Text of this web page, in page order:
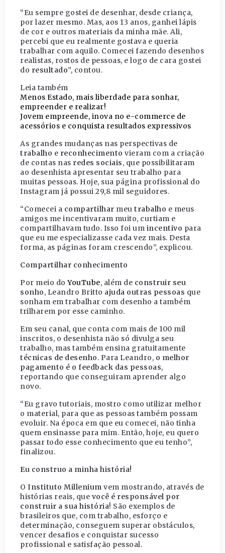
“Eu sempre gostei de desenhar, desde criança,
por lazer mesmo. Mas, aos 13 anos, ganhei lápis
de cor e outros materiais da minha mãe. Ali,
percebi que eu realmente gostava e queria
trabalhar com aquilo. Comecei fazendo desenhos
realistas, rostos de pessoas, e logo de cara gostei
do resultado”, contou.
Leia também
Menos Estado, mais liberdade para sonhar,
empreender e realizar!
Jovem empreende, inova no e-commerce de
acessórios e conquista resultados expressivos
As grandes mudanças nas perspectivas de
trabalho e reconhecimento vieram com a criação
de contas nas redes sociais, que possibilitaram
ao desenhista apresentar seu trabalho para
muitas pessoas. Hoje, sua página profissional do
Instagram já possui 29,8 mil seguidores.
“Comecei a compartilhar meu trabalho e meus
amigos me incentivaram muito, curtiam e
compartilhavam tudo. Isso foi um incentivo para
que eu me especializasse cada vez mais. Desta
forma, as páginas foram crescendo”, explicou.
Compartilhar conhecimento
Por meio do YouTube, além de construir seu
sonho, Leandro Britto ajuda outras pessoas que
sonham em trabalhar com desenho a também
trilharem por esse caminho.
Em seu canal, que conta com mais de 100 mil
inscritos, o desenhista não só divulga seu
trabalho, mas também ensina gratuitamente
técnicas de desenho. Para Leandro, o melhor
pagamento é o feedback das pessoas,
reportando que conseguiram aprender algo
novo.
“Eu gravo tutoriais, mostro como utilizar melhor
o material, para que as pessoas também possam
evoluir. Na época em que eu comecei, não tinha
quem ensinasse para mim. Então, hoje, eu quero
passar todo esse conhecimento que eu tenho”,
finalizou.
Eu construo a minha história!
O Instituto Millenium vem mostrando, através de
histórias reais, que você é responsável por
construir a sua história! São exemplos de
brasileiros que, com trabalho, esforço e
determinação, conseguem superar obstáculos,
vencer desafios e conquistar sucesso
profissional e satisfação pessoal.